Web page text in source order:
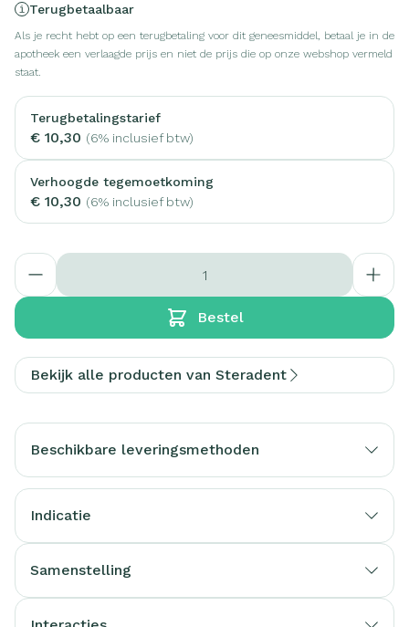
Terugbetaalbaar
Als je recht hebt op een terugbetaling voor dit geneesmiddel, betaal je in de
apotheek een verlaagde prijs en niet de prijs die op onze webshop vermeld
staat.
Terugbetalingstarief
€ 10,30 (6% inclusief btw)
Verhoogde tegemoetkoming
€ 10,30 (6% inclusief btw)
Aantal
Bestel
Bekijk alle producten van Steradent
Beschikbare leveringsmethoden
Indicatie
Samenstelling